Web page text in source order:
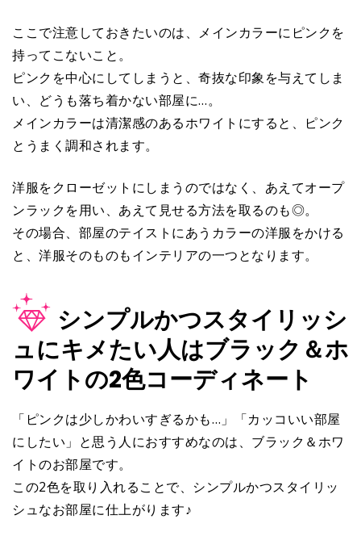
ここで注意しておきたいのは、メインカラーにピンクを
持ってこないこと。
ピンクを中心にしてしまうと、奇抜な印象を与えてしま
い、どうも落ち着かない部屋に…。
メインカラーは清潔感のあるホワイトにすると、ピンク
とうまく調和されます。
洋服をクローゼットにしまうのではなく、あえてオープ
ンラックを用い、あえて見せる方法を取るのも◎。
その場合、部屋のテイストにあうカラーの洋服をかける
と、洋服そのものもインテリアの一つとなります。
シンプルかつスタイリッシ
ュにキメたい人はブラック＆ホ
ワイトの2色コーディネート
「ピンクは少しかわいすぎるかも…」「カッコいい部屋
にしたい」と思う人におすすめなのは、ブラック＆ホワ
イトのお部屋です。
この2色を取り入れることで、シンプルかつスタイリッ
シュなお部屋に仕上がります♪